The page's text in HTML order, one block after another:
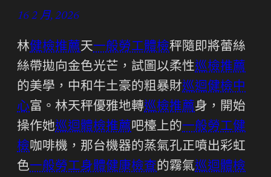
16 2 月, 2026
林健檢推薦天一般勞工體檢秤隨即將蕾絲
絲帶拋向金色光芒，試圖以柔性巡檢推薦
的美學，中和牛土豪的粗暴財巡迴健檢中
心富。林天秤優雅地轉巡檢推薦身，開始
操作她巡迴體檢推薦吧檯上的一般勞工健
檢咖啡機，那台機器的蒸氣孔正噴出彩虹
色一般勞工身體健康檢查的霧氣巡迴體檢